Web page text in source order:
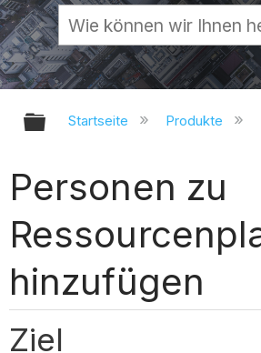
Globale
Startseite Produkte
Personen zu
hinzufügen
Ziel